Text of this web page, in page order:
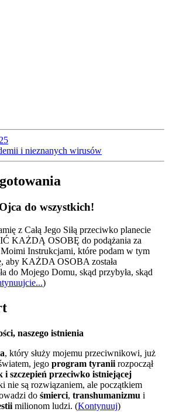
i nieznanych wirusów
do wszystkich!
z Całą Jego Siłą przeciwko planecie
KAŻDĄ OSOBĘ do podążania za
Instrukcjami, które podam w tym
aby KAŻDA OSOBA została
do Mojego Domu, skąd przybyła, skąd
)
naszego istnienia
, który służy mojemu przeciwnikowi, już
jego program tyranii rozpoczął
i szczepień przeciwko istniejącej
nie są rozwiązaniem, ale początkiem
do śmierci, transhumanizmu i
milionom ludzi. (Kontynuuj)